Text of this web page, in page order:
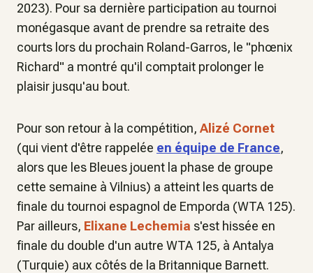
2023). Pour sa dernière participation au tournoi
monégasque avant de prendre sa retraite des
courts lors du prochain Roland-Garros, le "phœnix
Richard" a montré qu'il comptait prolonger le
plaisir jusqu'au bout.
Pour son retour à la compétition, Alizé Cornet
(qui vient d'être rappelée en équipe de France,
alors que les Bleues jouent la phase de groupe
cette semaine à Vilnius) a atteint les quarts de
finale du tournoi espagnol de Emporda (WTA 125).
Par ailleurs, Elixane Lechemia s'est hissée en
finale du double d'un autre WTA 125, à Antalya
(Turquie) aux côtés de la Britannique Barnett.